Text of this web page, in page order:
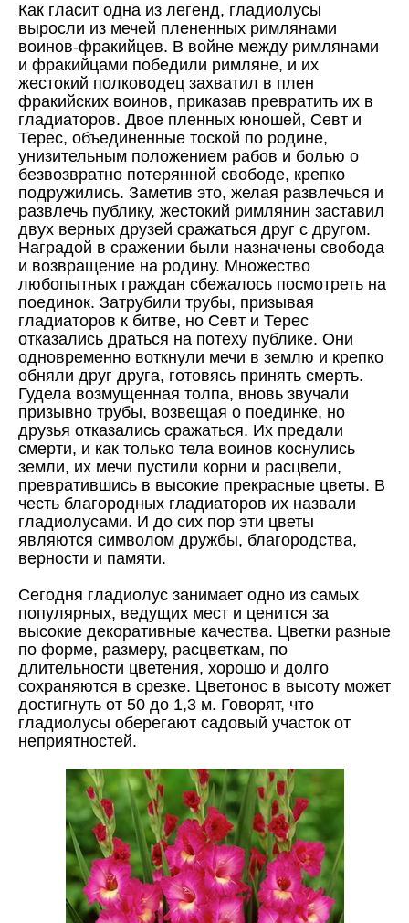
Как гласит одна из легенд, гладиолусы
выросли из мечей плененных римлянами
воинов-фракийцев. В войне между римлянами
и фракийцами победили римляне, и их
жестокий полководец захватил в плен
фракийских воинов, приказав превратить их в
гладиаторов. Двое пленных юношей, Севт и
Терес, объединенные тоской по родине,
унизительным положением рабов и болью о
безвозвратно потерянной свободе, крепко
подружились. Заметив это, желая развлечься и
развлечь публику, жестокий римлянин заставил
двух верных друзей сражаться друг с другом.
Наградой в сражении были назначены свобода
и возвращение на родину. Множество
любопытных граждан сбежалось посмотреть на
поединок. Затрубили трубы, призывая
гладиаторов к битве, но Севт и Терес
отказались драться на потеху публике. Они
одновременно воткнули мечи в землю и крепко
обняли друг друга, готовясь принять смерть.
Гудела возмущенная толпа, вновь звучали
призывно трубы, возвещая о поединке, но
друзья отказались сражаться. Их предали
смерти, и как только тела воинов коснулись
земли, их мечи пустили корни и расцвели,
превратившись в высокие прекрасные цветы. В
честь благородных гладиаторов их назвали
гладиолусами. И до сих пор эти цветы
являются символом дружбы, благородства,
верности и памяти.
Сегодня гладиолус занимает одно из самых
популярных, ведущих мест и ценится за
высокие декоративные качества. Цветки разные
по форме, размеру, расцветкам, по
длительности цветения, хорошо и долго
сохраняются в срезке. Цветонос в высоту может
достигнуть от 50 до 1,3 м. Говорят, что
гладиолусы оберегают садовый участок от
неприятностей.